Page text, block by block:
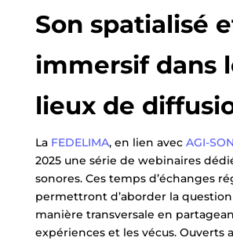
Son spatialisé
immersif dans
lieux de
La FEDELIMA, en lien avec AGI-SON
2025 une série de webinaires
sonores. Ces temps d’échanges
permettront d’aborder la
manière transversale en
expériences et les vécus. Ouverts